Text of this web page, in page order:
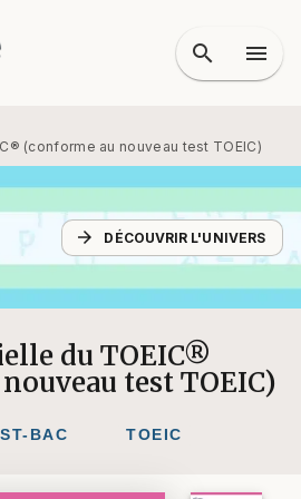
search menu
(conforme au nouveau test TOEIC)
arrow_forward DÉCOUVRIR L'UNIVERS
du TOEIC®
test TOEIC)
BAC TOEIC